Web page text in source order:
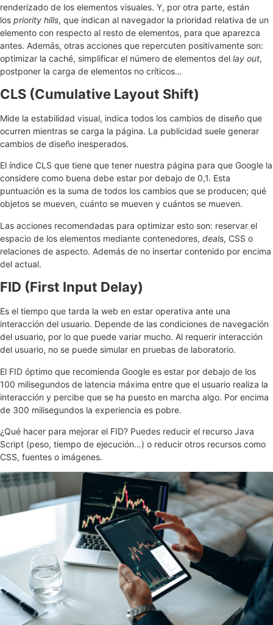
renderizado de los elementos visuales. Y, por otra parte, están
los priority hills, que indican al navegador la prioridad relativa de un
elemento con respecto al resto de elementos, para que aparezca
antes. Además, otras acciones que repercuten positivamente son:
optimizar la caché, simplificar el número de elementos del lay out,
postponer la carga de elementos no críticos…
CLS (Cumulative Layout Shift)
Mide la estabilidad visual, indica todos los cambios de diseño que
ocurren mientras se carga la página. La publicidad suele generar
cambios de diseño inesperados.
El índice CLS que tiene que tener nuestra página para que Google la
considere como buena debe estar por debajo de 0,1. Esta
puntuación es la suma de todos los cambios que se producen; qué
objetos se mueven, cuánto se mueven y cuántos se mueven.
Las acciones recomendadas para optimizar esto son: reservar el
espacio de los elementos mediante contenedores, deals, CSS o
relaciones de aspecto. Además de no insertar contenido por encima
del actual.
FID (First Input Delay)
Es el tiempo que tarda la web en estar operativa ante una
interacción del usuario. Depende de las condiciones de navegación
del usuario, por lo que puede variar mucho. Al requerir interacción
del usuario, no se puede simular en pruebas de laboratorio.
El FID óptimo que recomienda Google es estar por debajo de los
100 milisegundos de latencia máxima entre que el usuario realiza la
interacción y percibe que se ha puesto en marcha algo. Por encima
de 300 milisegundos la experiencia es pobre.
¿Qué hacer para mejorar el FID? Puedes reducir el recurso Java
Script (peso, tiempo de ejecución…) o reducir otros recursos como
CSS, fuentes o imágenes.